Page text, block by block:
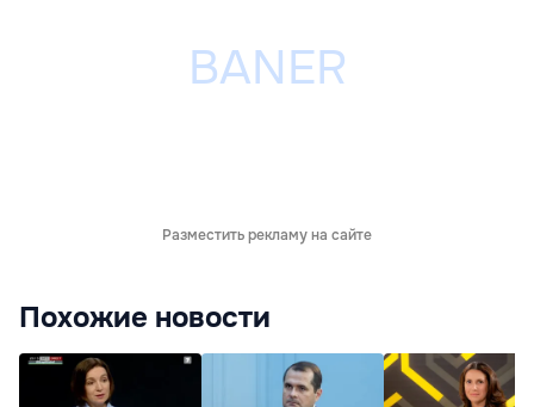
Разместить рекламу на сайте
Похожие новости